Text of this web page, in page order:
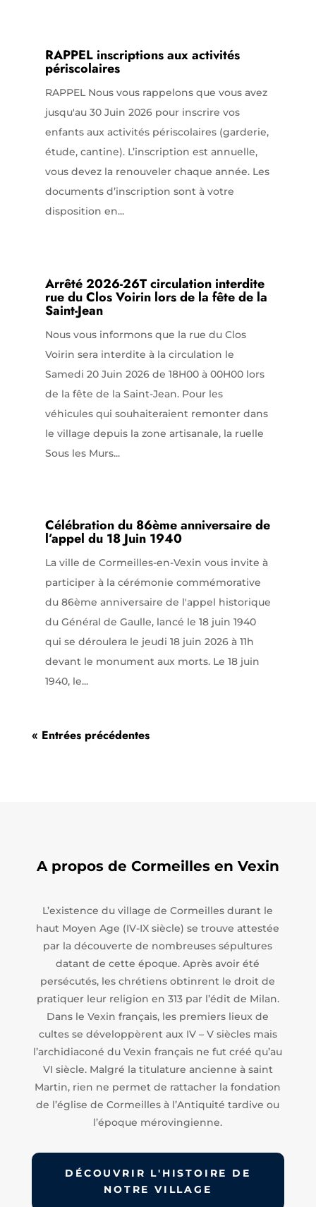
RAPPEL inscriptions aux activités
périscolaires
RAPPEL Nous vous rappelons que vous avez
jusqu'au 30 Juin 2026 pour inscrire vos
enfants aux activités périscolaires (garderie,
étude, cantine). L’inscription est annuelle,
vous devez la renouveler chaque année. Les
documents d’inscription sont à votre
disposition en...
Arrêté 2026-26T circulation interdite
rue du Clos Voirin lors de la fête de la
Saint-Jean
Nous vous informons que la rue du Clos
Voirin sera interdite à la circulation le
Samedi 20 Juin 2026 de 18H00 à 00H00 lors
de la fête de la Saint-Jean. Pour les
véhicules qui souhaiteraient remonter dans
le village depuis la zone artisanale, la ruelle
Sous les Murs...
Célébration du 86ème anniversaire de
l’appel du 18 Juin 1940
La ville de Cormeilles-en-Vexin vous invite à
participer à la cérémonie commémorative
du 86ème anniversaire de l'appel historique
du Général de Gaulle, lancé le 18 juin 1940
qui se déroulera le jeudi 18 juin 2026 à 11h
devant le monument aux morts. Le 18 juin
1940, le...
« Entrées précédentes
A propos de Cormeilles en Vexin
L’existence du village de Cormeilles durant le
haut Moyen Age (IV-IX siècle) se trouve attestée
par la découverte de nombreuses sépultures
datant de cette époque. Après avoir été
persécutés, les chrétiens obtinrent le droit de
pratiquer leur religion en 313 par l’édit de Milan.
Dans le Vexin français, les premiers lieux de
cultes se développèrent aux IV – V siècles mais
l’archidiaconé du Vexin français ne fut créé qu’au
VI siècle. Malgré la titulature ancienne à saint
Martin, rien ne permet de rattacher la fondation
de l’église de Cormeilles à l’Antiquité tardive ou
l’époque mérovingienne.
DÉCOUVRIR L'HISTOIRE DE
NOTRE VILLAGE